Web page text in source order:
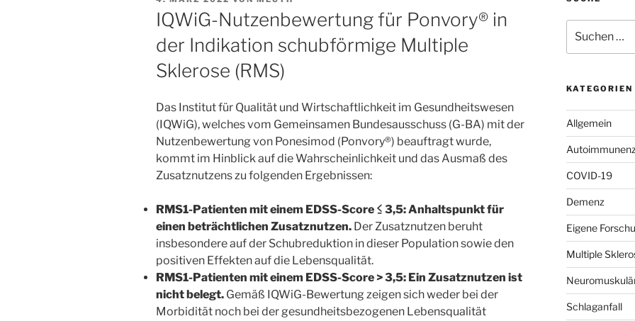
AM
IQWiG-Nutzenbewertung für Ponvory® in
der Indikation schubförmige Multiple
Sklerose (RMS)
Das Institut für Qualität und Wirtschaftlichkeit im Gesundheitswesen
(IQWiG), welches vom Gemeinsamen Bundesausschuss (G-BA) mit der
Nutzenbewertung von Ponesimod (Ponvory®) beauftragt wurde,
kommt im Hinblick auf die Wahrscheinlichkeit und das Ausmaß des
Zusatznutzens zu folgenden Ergebnissen:
RMS1-Patienten mit einem EDSS-Score ≤ 3,5:Anhaltspunkt für
einen beträchtlichen Zusatznutzen. Der Zusatznutzen beruht
insbesondere auf der Schubreduktion in dieser Population sowie den
positiven Effekten auf die Lebensqualität.
RMS1-Patienten mit einem EDSS-Score > 3,5: Ein Zusatznutzen ist
nicht belegt. Gemäß IQWiG-Bewertung zeigen sich weder bei der
Morbidität noch bei der gesundheitsbezogenen Lebensqualität
nach:
KATEGORIEN
Allgemein
COVID-19
Demenz
Eigene
Multiple
Schlaganfall